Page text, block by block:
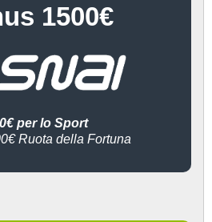
1500€
per lo Sport
Ruota della Fortuna